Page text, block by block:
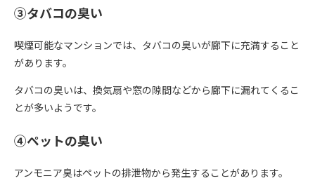
③タバコの臭い
喫煙可能なマンションでは、タバコの臭いが廊下に充満すること
があります。
タバコの臭いは、換気扇や窓の隙間などから廊下に漏れてくるこ
とが多いようです。
④ペットの臭い
アンモニア臭はペットの排泄物から発生することがあります。